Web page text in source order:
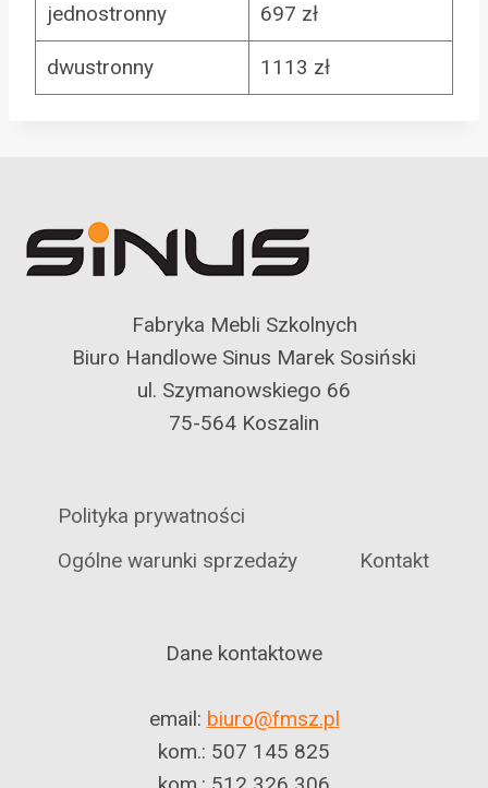
jednostronny 697 zł
dwustronny 1113 zł
Fabryka Mebli Szkolnych
Biuro Handlowe Sinus Marek Sosiński
ul. Szymanowskiego 66
75-564 Koszalin
Polityka prywatności
Ogólne warunki sprzedaży
Kontakt
Dane kontaktowe
email: biuro@fmsz.pl
kom.: 507 145 825